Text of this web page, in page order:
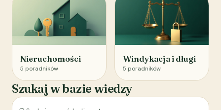
Nieruchomości
5 poradników
Windykacja i długi
5 poradników
Szukaj w bazie wiedzy